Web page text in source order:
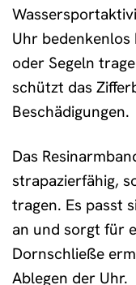
Uhr bedenkenlos
oder Segeln
schützt das
Beschädigungen.
Das
strapazierfähig,
tragen. Es passt
an und sorgt für
Dornschließe
Ablegen der Uhr.